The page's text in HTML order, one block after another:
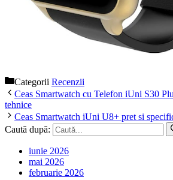
Categorii Recenzii
Ceas Smartwatch cu Telefon iUni S30
tehnice
Ceas Smartwatch iUni U8+ pret si
Caută după:
iunie 2026
mai 2026
februarie 2026